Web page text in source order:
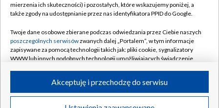
Naziemna Telewizja Cyfrowa
Rada Programowa
System NOS
Informacje o nadawcy
Program dla prasy
Pomoc
Kontakt
Kanały
©2026 Telewizja Polska S.A. w likwidacji
mierzenia ich skuteczności) i pozostałych, które wskazujemy poniżej, a
także zgody na udostępnianie przez nas identyfikatora PPID do Google.
Twoje dane osobowe zbierane podczas odwiedzania przez Ciebie naszych
poszczególnych serwisówzwanych dalej „Portalem”, w tym informacje
zapisywane za pomocą technologii takich jak: pliki cookie, sygnalizatory
WWW lub innych podobnych technologii umożliwiających świadczenie
ruchu w Internecie.
Twoje dane osobowe zbierane podczas odwiedzania przez Ciebie
Akceptuję i przechodzę do serwisu